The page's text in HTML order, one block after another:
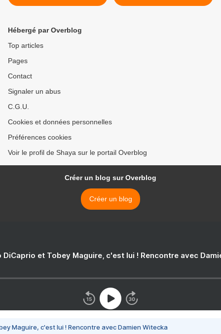
Hébergé par Overblog
Top articles
Pages
Contact
Signaler un abus
C.G.U.
Cookies et données personnelles
Préférences cookies
Voir le profil de Shaya sur le portail Overblog
Créer un blog sur Overblog
Créer un blog
DiCaprio et Tobey Maguire, c'est lui ! Rencontre avec
Maguire, c'est lui ! Rencontre avec Damien Witecka